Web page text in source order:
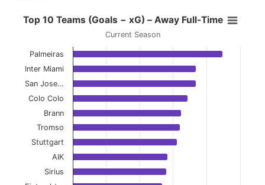
Top 10 Teams (Goals − xG) –
Current Season
View as data table, Top 10 Teams (Goals −
The chart has 1 X axis displaying categories.
The chart has 1 Y axis displaying values. Data ranges
Top 10 Teams (Goals − xG) – Away Full-Time
Current Season
Palmeiras
Inter Miami
San Jose…
Colo Colo
Brann
Tromso
Stuttgart
AIK
Sirius